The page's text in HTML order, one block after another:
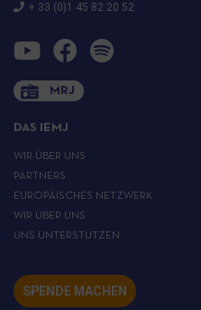
+ 33 (0)1 45 82 20 52
MRJ
DAS IEMJ
WIR ÜBER UNS
PARTNERS
EUROPÄISCHES NETZWERK
WIR ÜBER UNS
UNS UNTERSTÜTZEN
SPENDE MACHEN